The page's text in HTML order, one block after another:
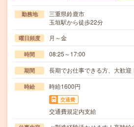
勤務地
三重県鈴鹿市
玉垣駅から徒歩22分
曜日頻度 月～金
時間 08:25～17:00
期間 長期でお仕事できる方、大歓迎
時給 時給1600円
交通費
交通費規定内支給